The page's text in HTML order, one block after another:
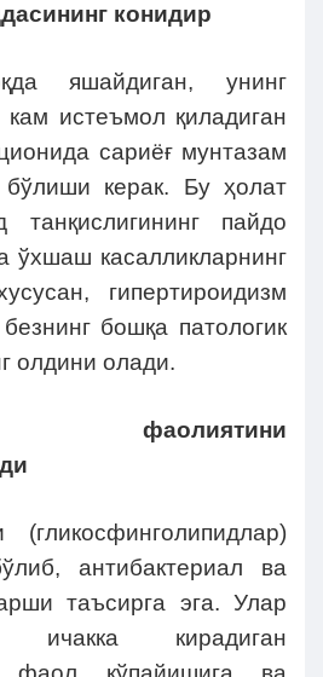
конидир
яшайдиган, унинг
кам истеъмол қиладиган
сариёғ мунтазам
керак. Бу ҳолат
танқислигининг пайдо
ўхшаш касалликларнинг
гипертироидизм
бошқа патологик
олдини олади.
фаолиятини
(гликосфинголипидлар)
антибактериал ва
таъсирга эга. Улар
кирадиган